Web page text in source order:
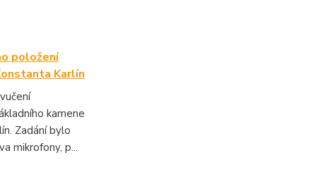
položení
Karlín
kamene
Zadání bylo
mikrofony, p...